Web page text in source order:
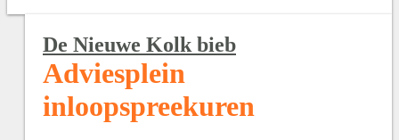
De Nieuwe Kolk bieb
Adviesplein
inloopspreekuren